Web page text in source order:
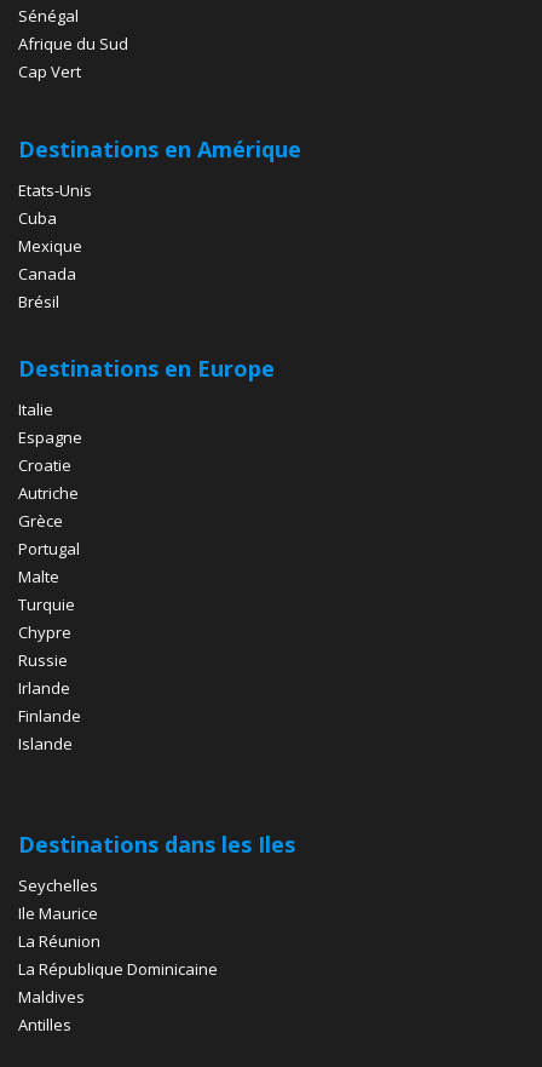
Sénégal
Afrique du Sud
Cap Vert
Destinations en Amérique
Etats-Unis
Cuba
Mexique
Canada
Brésil
Destinations en Europe
Italie
Espagne
Croatie
Autriche
Grèce
Portugal
Malte
Turquie
Chypre
Russie
Irlande
Finlande
Islande
Destinations dans les Iles
Seychelles
Ile Maurice
La Réunion
La République Dominicaine
Maldives
Antilles